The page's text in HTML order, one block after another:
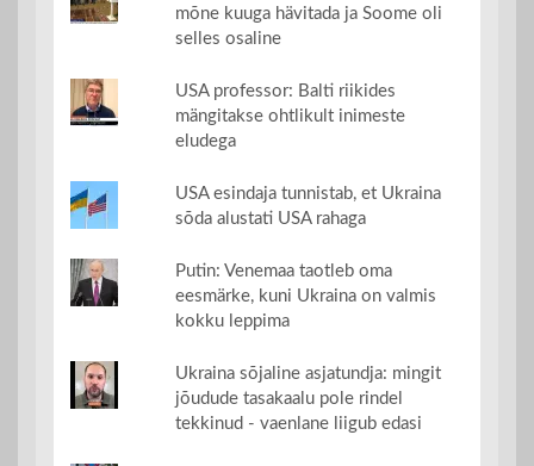
mõne kuuga hävitada ja Soome oli
selles osaline
USA professor: Balti riikides
mängitakse ohtlikult inimeste
eludega
USA esindaja tunnistab, et Ukraina
sõda alustati USA rahaga
Putin: Venemaa taotleb oma
eesmärke, kuni Ukraina on valmis
kokku leppima
Ukraina sõjaline asjatundja: mingit
jõudude tasakaalu pole rindel
tekkinud - vaenlane liigub edasi